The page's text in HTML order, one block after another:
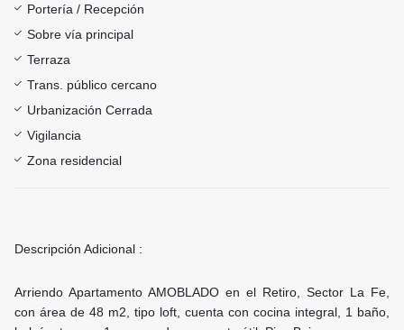
Portería / Recepción
Sobre vía principal
Terraza
Trans. público cercano
Urbanización Cerrada
Vigilancia
Zona residencial
Descripción Adicional :
Arriendo Apartamento AMOBLADO en el Retiro, Sector La Fe,
con área de 48 m2, tipo loft, cuenta con cocina integral, 1 baño,